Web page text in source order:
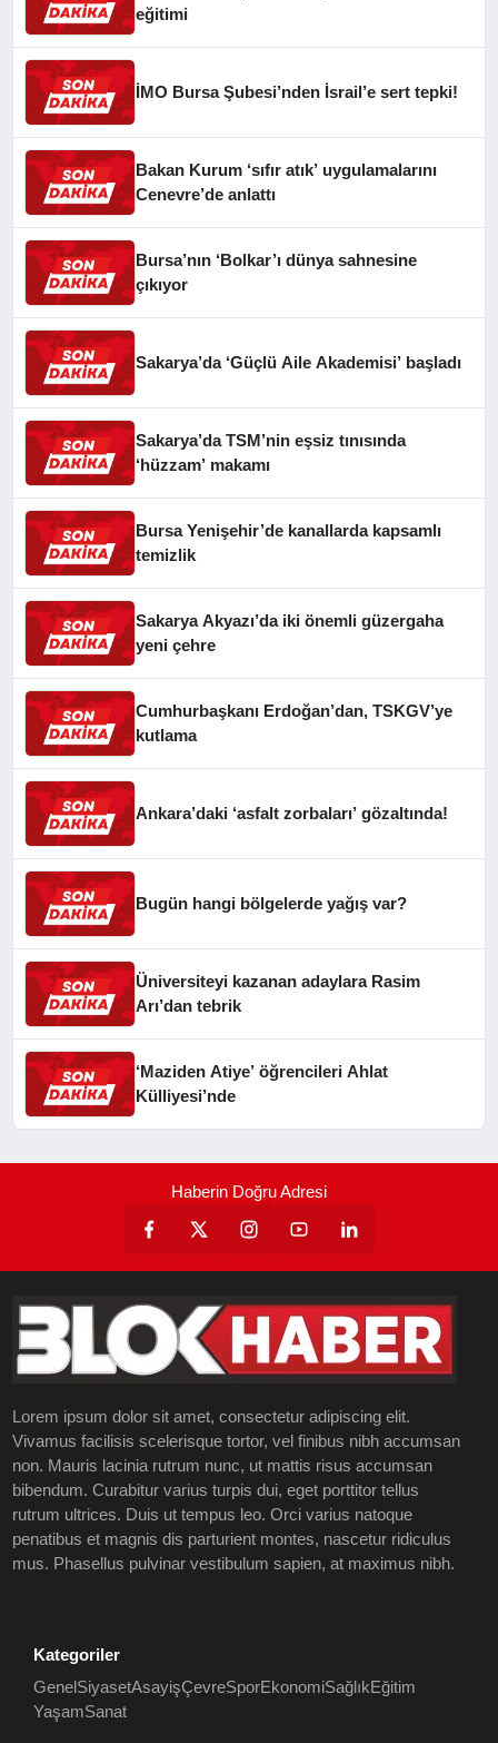
eğitimi
İMO Bursa Şubesi’nden İsrail’e sert tepki!
Bakan Kurum ‘sıfır atık’ uygulamalarını
Cenevre’de anlattı
Bursa’nın ‘Bolkar’ı dünya sahnesine
çıkıyor
Sakarya’da ‘Güçlü Aile Akademisi’ başladı
Sakarya’da TSM’nin eşsiz tınısında
‘hüzzam’ makamı
Bursa Yenişehir’de kanallarda kapsamlı
temizlik
Sakarya Akyazı’da iki önemli güzergaha
yeni çehre
Cumhurbaşkanı Erdoğan’dan, TSKGV’ye
kutlama
Ankara’daki ‘asfalt zorbaları’ gözaltında!
Bugün hangi bölgelerde yağış var?
Üniversiteyi kazanan adaylara Rasim
Arı’dan tebrik
‘Maziden Atiye’ öğrencileri Ahlat
Külliyesi’nde
Haberin Doğru Adresi
Lorem ipsum dolor sit amet, consectetur adipiscing elit.
Vivamus facilisis scelerisque tortor, vel finibus nibh accumsan
non. Mauris lacinia rutrum nunc, ut mattis risus accumsan
bibendum. Curabitur varius turpis dui, eget porttitor tellus
rutrum ultrices. Duis ut tempus leo. Orci varius natoque
penatibus et magnis dis parturient montes, nascetur ridiculus
mus. Phasellus pulvinar vestibulum sapien, at maximus nibh.
Kategoriler
Genel SiyasetAsayişÇevreSporEkonomiSağlıkEğitim
YaşamSanat